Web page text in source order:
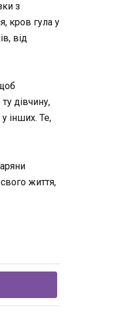
з
кров гула у
від
дівчину,
інших. Те,
життя,